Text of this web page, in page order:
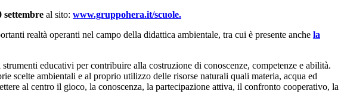
settembre al sito: www.gruppohera.it/scuole.
realtà operanti nel campo della didattica ambientale, tra cui è presente anche la
educativi per contribuire alla costruzione di conoscenze, competenze e abilità.
scelte ambientali e al proprio utilizzo delle risorse naturali quali materia, acqua ed
al centro il gioco, la conoscenza, la partecipazione attiva, il confronto cooperativo, la